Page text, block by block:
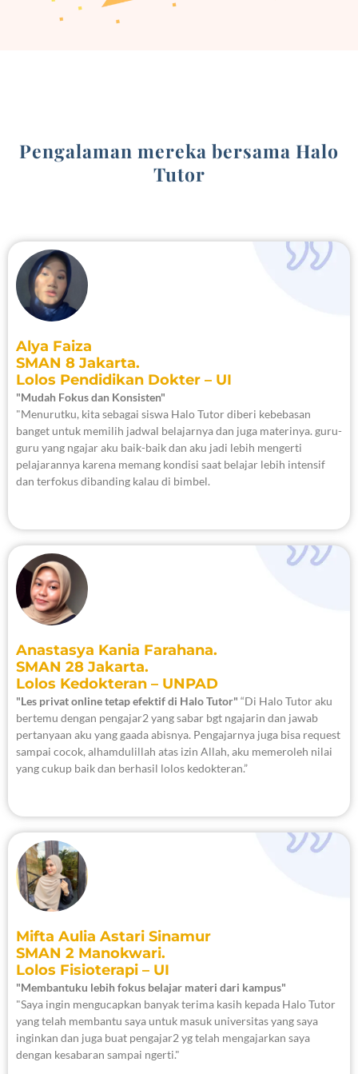
Pengalaman mereka bersama Halo
Tutor
Alya Faiza
SMAN 8 Jakarta.
Lolos Pendidikan Dokter – UI
"Mudah Fokus dan Konsisten"
"Menurutku, kita sebagai siswa Halo Tutor diberi kebebasan
banget untuk memilih jadwal belajarnya dan juga materinya. guru-
guru yang ngajar aku baik-baik dan aku jadi lebih mengerti
pelajarannya karena memang kondisi saat belajar lebih intensif
dan terfokus dibanding kalau di bimbel.
Anastasya Kania Farahana.
SMAN 28 Jakarta.
Lolos Kedokteran – UNPAD
"Les privat online tetap efektif di Halo Tutor" “Di Halo Tutor aku
bertemu dengan pengajar2 yang sabar bgt ngajarin dan jawab
pertanyaan aku yang gaada abisnya. Pengajarnya juga bisa request
sampai cocok, alhamdulillah atas izin Allah, aku memeroleh nilai
yang cukup baik dan berhasil lolos kedokteran.”
Mifta Aulia Astari Sinamur
SMAN 2 Manokwari.
Lolos Fisioterapi – UI
"Membantuku lebih fokus belajar materi dari kampus"
"Saya ingin mengucapkan banyak terima kasih kepada Halo Tutor
yang telah membantu saya untuk masuk universitas yang saya
inginkan dan juga buat pengajar2 yg telah mengajarkan saya
dengan kesabaran sampai ngerti."